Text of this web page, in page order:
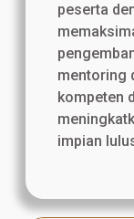
peserta
mentoring
kompeten
impian